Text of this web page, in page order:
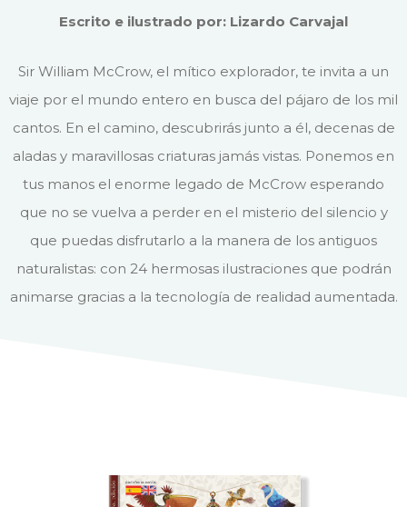
Escrito e ilustrado por: Lizardo Carvajal
Sir William McCrow, el mítico explorador, te invita a un
viaje por el mundo entero en busca del pájaro de los mil
cantos. En el camino, descubrirás junto a él, decenas de
aladas y maravillosas criaturas jamás vistas. Ponemos en
tus manos el enorme legado de McCrow esperando
que no se vuelva a perder en el misterio del silencio y
que puedas disfrutarlo a la manera de los antiguos
naturalistas: con 24 hermosas ilustraciones que podrán
animarse gracias a la tecnología de realidad aumentada.